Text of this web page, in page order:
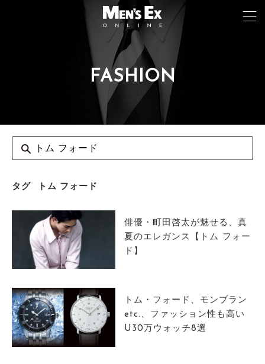
FASHION
タグ トム フォード
俳優・町田啓太が魅せる、真
夏のエレガンス【トム フォー
ド】
トム・フォード、モンブラン
etc.、ファッション性も高い
U30万ウォッチ8選
CAR&BIKE
LIFESTYLE
COLUMN
MAGAZINE
ABOUT SITE
サイトマップ